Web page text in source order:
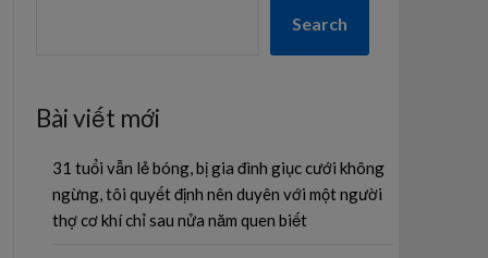
Search
Bài viết mới
31 tuổi vẫn lẻ bóng, bị gia đình giục cưới không
ngừng, tôi quyết định nên duyên với một người
thợ cơ khí chỉ sau nửa năm quen biết